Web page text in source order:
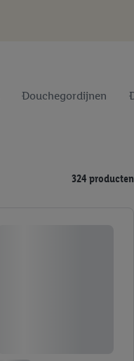
Douchegordijnen
324 producten